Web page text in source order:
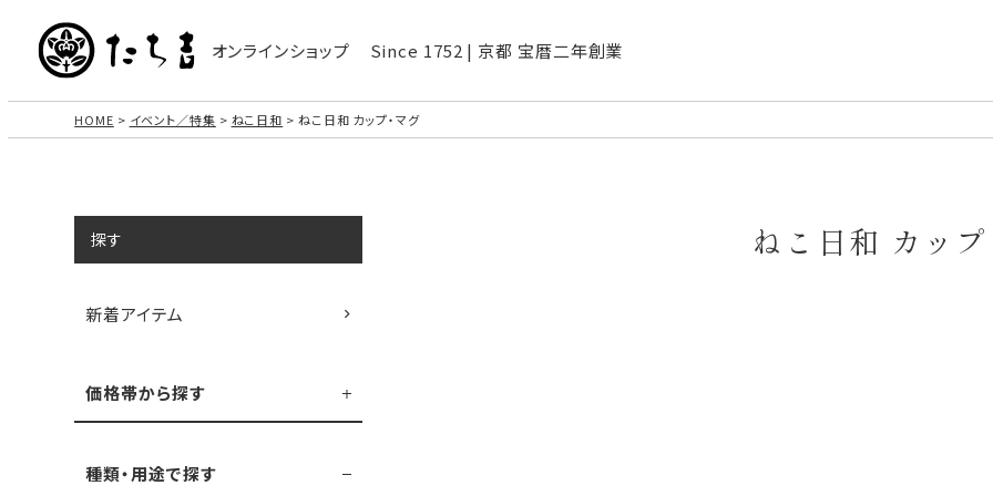
オンラインショップ Since 1752 | 京都 宝暦二年創業
HOME イベント／特集 ねこ日和 ねこ日和 カップ・マグ
探す
新着アイテム
価格帯から探す
種類・用途で探す
ねこ日和 カッ